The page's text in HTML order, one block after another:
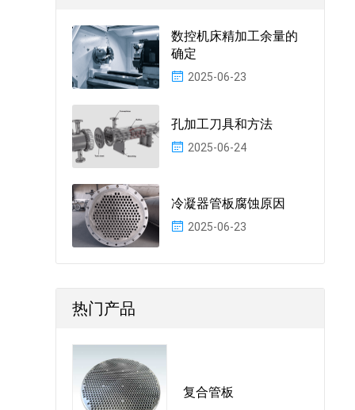
数控机床精加工余量的
确定
2025-06-23
孔加工刀具和方法
2025-06-24
冷凝器管板腐蚀原因
2025-06-23
热门产品
复合管板